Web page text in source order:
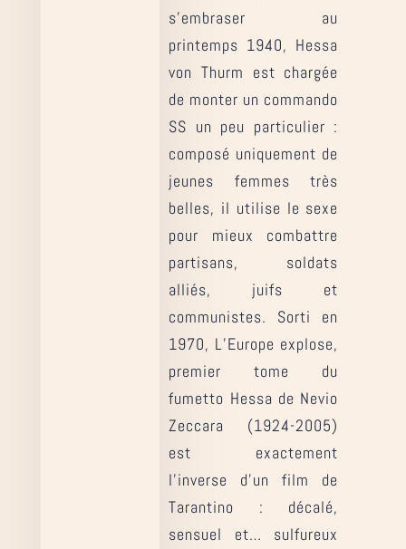
s’embraser au
printemps 1940, Hessa
von Thurm est chargée
de monter un commando
SS un peu particulier :
composé uniquement de
jeunes femmes très
belles, il utilise le sexe
pour mieux combattre
partisans, soldats
alliés, juifs et
communistes. Sorti en
1970, L’Europe explose,
premier tome du
fumetto Hessa de Nevio
Zeccara (1924-2005)
est exactement
l’inverse d’un film de
Tarantino : décalé,
sensuel et… sulfureux